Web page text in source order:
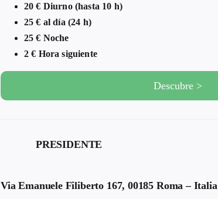
20 € Diurno (hasta 10 h)
25 € al día (24 h)
25 € Noche
2 € Hora siguiente
Descubre >
PRESIDENTE
Via Emanuele Filiberto 167, 00185 Roma – Italia